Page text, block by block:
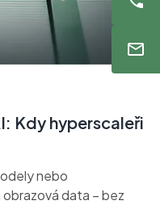
Kdy hyperscaleři
nebo
data – bez